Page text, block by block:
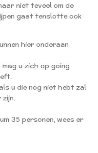
niet teveel om de
gaat tenslotte ook
hier onderaan
u zich op going
u die nog niet hebt zal
35 personen, wees er